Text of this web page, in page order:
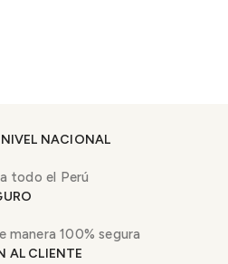
NACIONAL
todo el Perú
manera 100% segura
AL CLIENTE